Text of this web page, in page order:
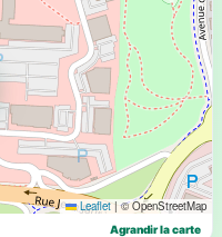
Leaflet | © OpenStreetMap
Agrandir la carte